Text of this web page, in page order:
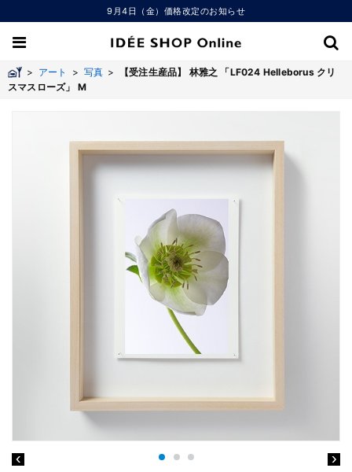
9月4日（金）価格改定のお知らせ
> アート > 写真 >
【受注生産品】 林雅之 「LF024 Helleborus クリ
スマスローズ」 M